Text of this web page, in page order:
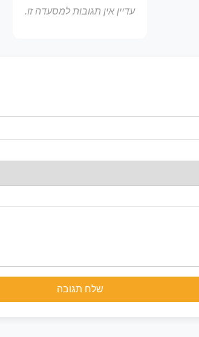
עדיין אין תגובות למסעדה זו.
שלח תגובה